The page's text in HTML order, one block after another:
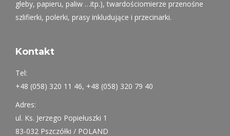
gleby, papieru, paliw …itp.), twardościomierze przenośne
szlifierki, polerki, prasy inkludujące i przecinarki.
Kontakt
Tel:
+48 (058) 320 11 46, +48 (058) 320 79 40
Adres:
ul. Ks. Jerzego Popiełuszki 1
83-032 Pszczółki / POLAND